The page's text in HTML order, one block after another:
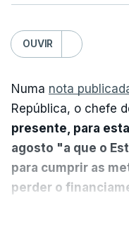
OUVIR
Numa nota
República, o chefe
presente, para
agosto "a que o
para cumprir as
perder o